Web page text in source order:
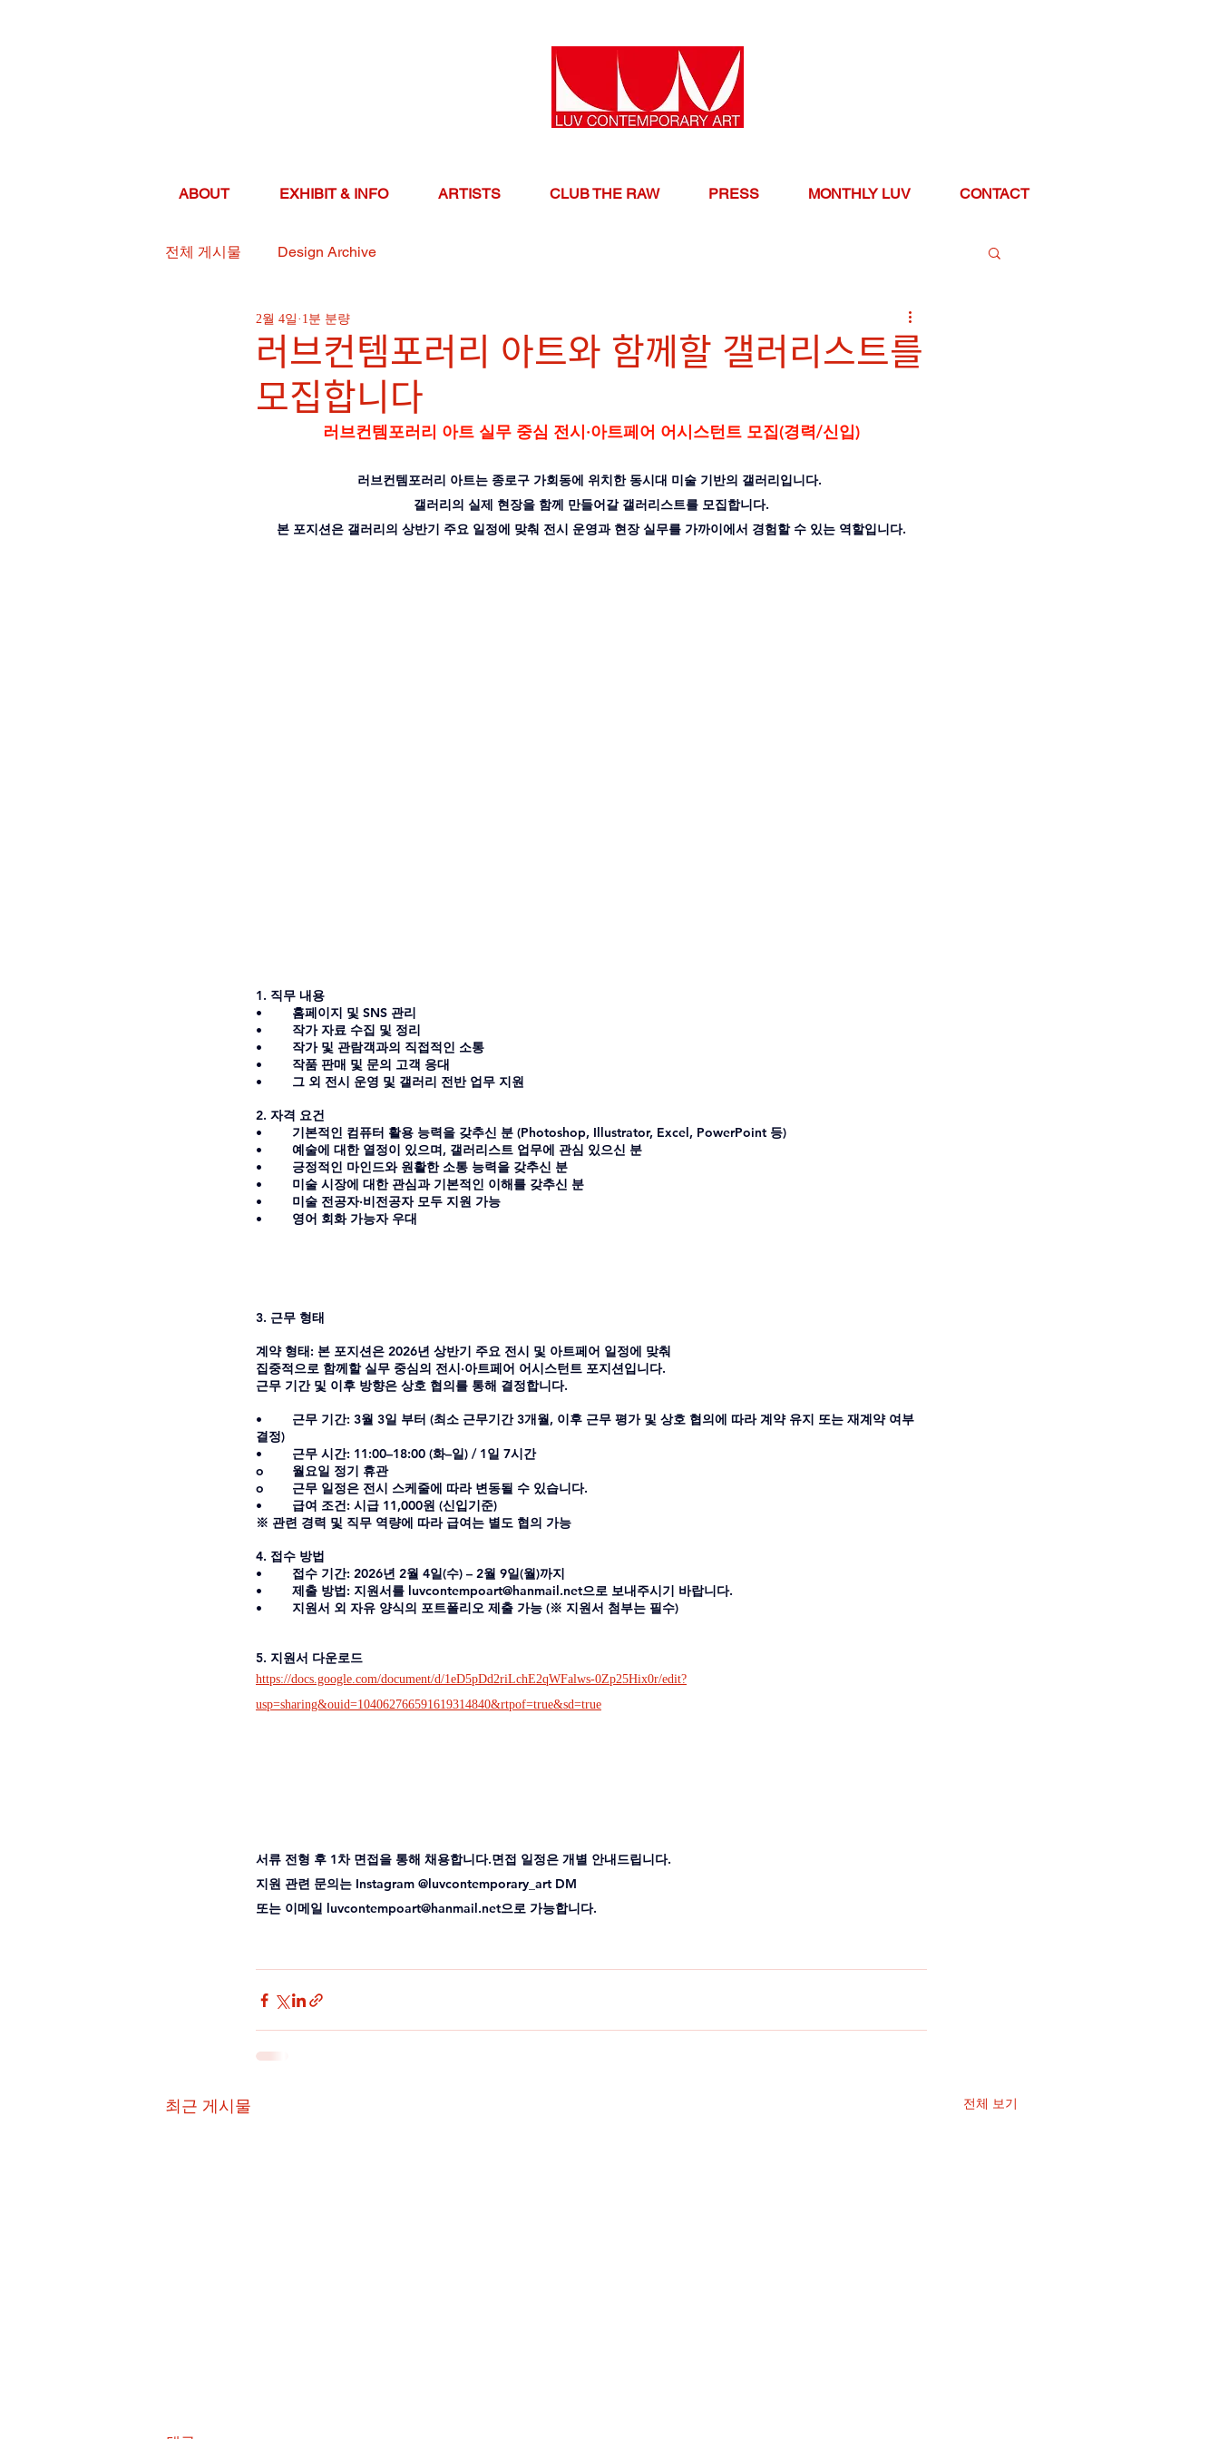
ABOUT EXHIBIT & INFO ARTISTS CLUB THE RAW PRESS MONTHLY LUV CONTACT
전체 게시물 Design Archive
러브컨템포러리 아트와 함께할 갤러리스트를
모집합니다
2월 4일 1분 분량
러브컨템포러리 아트 실무 중심 전시·아트페어 어시스턴트 모집(경력/신입)
러브컨템포러리 아트는 종로구 가회동에 위치한 동시대 미술 기반의 갤러리입니다.
갤러리의 실제 현장을 함께 만들어갈 갤러리스트를 모집합니다.
본 포지션은 갤러리의 상반기 주요 일정에 맞춰 전시 운영과 현장 실무를 가까이에서 경험할 수 있는 역할입니다.
1. 직무 내용
•	홈페이지 및 SNS 관리
•	작가 자료 수집 및 정리
•	작가 및 관람객과의 직접적인 소통
•	작품 판매 및 문의 고객 응대
•	그 외 전시 운영 및 갤러리 전반 업무 지원
2. 자격 요건
•	기본적인 컴퓨터 활용 능력을 갖추신 분 (Photoshop, Illustrator, Excel, PowerPoint 등)
•	예술에 대한 열정이 있으며, 갤러리스트 업무에 관심 있으신 분
•	긍정적인 마인드와 원활한 소통 능력을 갖추신 분
•	미술 시장에 대한 관심과 기본적인 이해를 갖추신 분
•	미술 전공자·비전공자 모두 지원 가능
•	영어 회화 가능자 우대
3. 근무 형태
계약 형태: 본 포지션은 2026년 상반기 주요 전시 및 아트페어 일정에 맞춰
집중적으로 함께할 실무 중심의 전시·아트페어 어시스턴트 포지션입니다.
근무 기간 및 이후 방향은 상호 협의를 통해 결정합니다.
•	근무 기간: 3월 3일 부터 (최소 근무기간 3개월, 이후 근무 평가 및 상호 협의에 따라 계약 유지 또는 재계약 여부
결정)
•	근무 시간: 11:00–18:00 (화–일) / 1일 7시간
o	월요일 정기 휴관
o	근무 일정은 전시 스케줄에 따라 변동될 수 있습니다.
•	급여 조건: 시급 11,000원 (신입기준)
※ 관련 경력 및 직무 역량에 따라 급여는 별도 협의 가능
4. 접수 방법
•	접수 기간: 2026년 2월 4일(수) – 2월 9일(월)까지
•	제출 방법: 지원서를 luvcontempoart@hanmail.net으로 보내주시기 바랍니다.
•	지원서 외 자유 양식의 포트폴리오 제출 가능 (※ 지원서 첨부는 필수)
5. 지원서 다운로드
https://docs.google.com/document/d/1eD5pDd2riLchE2qWFalws-0Zp25Hix0r/edit?
usp=sharing&ouid=104062766591619314840&rtpof=true&sd=true
서류 전형 후 1차 면접을 통해 채용합니다.면접 일정은 개별 안내드립니다.
지원 관련 문의는 Instagram @luvcontemporary_art DM
또는 이메일 luvcontempoart@hanmail.net으로 가능합니다.
최근 게시물 전체 보기